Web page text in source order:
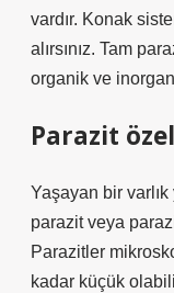
vardır. Konak
alırsınız. Tam
organik ve
Parazit
Yaşayan bir
parazit veya
Parazitler
kadar küçük